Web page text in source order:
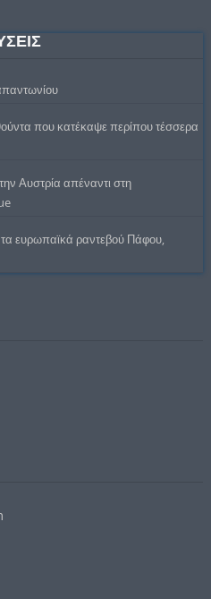
που κατέκαψε περίπου τέσσερα
Αυστρία απέναντι στη
ευρωπαϊκά ραντεβού Πάφου,